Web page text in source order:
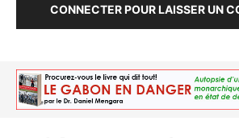
CONNECTER POUR LAISSER UN